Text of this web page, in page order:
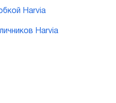
Harvia
Harvia